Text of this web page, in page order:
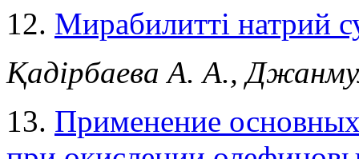
12. Мирабилитті натрий
Қадірбаева А. А.,
13. Применение основных